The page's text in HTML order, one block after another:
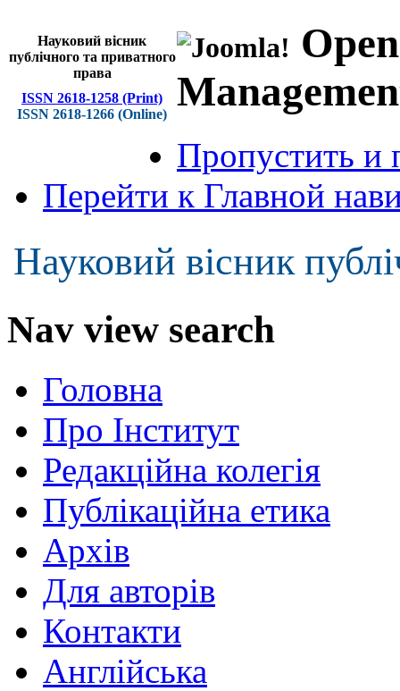
Науковий вісник
публічного та приватного
права
ISSN 2618-1258 (Print)
ISSN 2618-1266 (Online)
Пропустить и
Перейти к Главной
Науковий вісник
Nav view search
Головна
Про Інститут
Редакційна колегія
Публікаційна етика
Архів
Для авторів
Контакти
Англійська